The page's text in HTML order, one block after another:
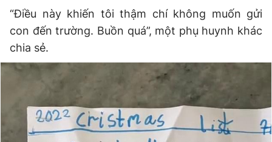
“Điều này khiến tôi thậm chí không muốn gửi
con đến trường. Buồn quá”, một phụ huynh khác
chia sẻ.